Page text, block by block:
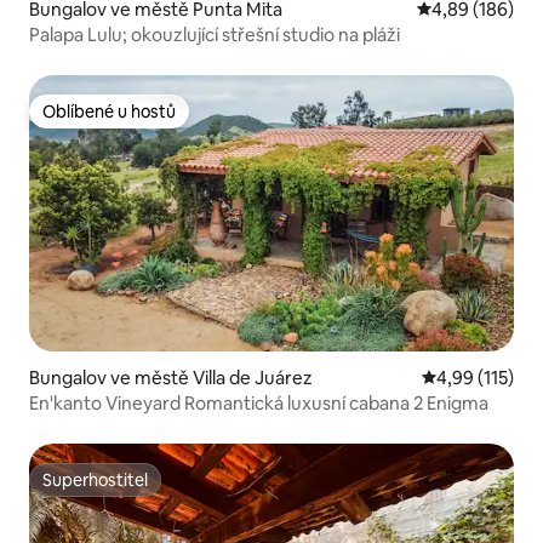
Bungalov ve městě Punta Mita Průměrné
4,89 (186)
Palapa Lulu; okouzlující střešní studio na pláži
Oblíbené u hostů
Oblíbené u hostů
Bungalov ve městě Villa de Juárez Průměrné
4,99 (115)
En'kanto Vineyard Romantická luxusní cabana 2 Enigma
Superhostitel
Superhostitel